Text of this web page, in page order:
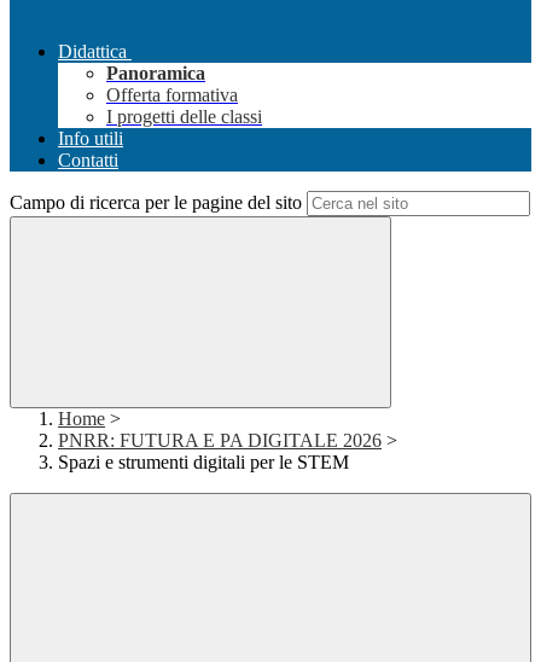
Didattica
Panoramica
Offerta formativa
I progetti delle classi
Info utili
Contatti
Campo di ricerca per le pagine del sito
Home >
PNRR: FUTURA E PA DIGITALE 2026 >
Spazi e strumenti digitali per le STEM